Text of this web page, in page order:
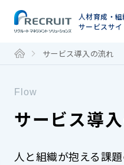
人材育成・
サービスサイ
サービス導入の流れ
Flow
サービス導
人と組織が抱える課